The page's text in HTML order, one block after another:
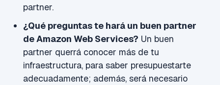
partner.
¿Qué preguntas te hará un buen partner
de Amazon Web Services? Un buen
partner querrá conocer más de tu
infraestructura, para saber presupuestarte
adecuadamente; además, será necesario